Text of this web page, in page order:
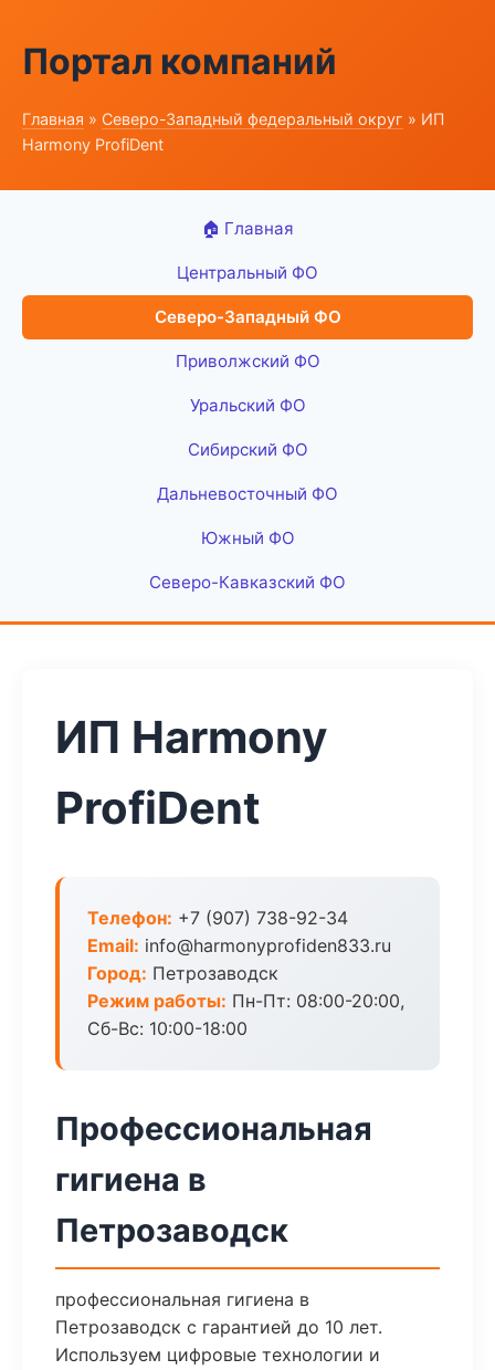
Портал компаний
Главная » Северо-Западный федеральный округ » ИП
Harmony ProfiDent
🏠 Главная
Центральный ФО
Северо-Западный ФО
Приволжский ФО
Уральский ФО
Сибирский ФО
Дальневосточный ФО
Южный ФО
Северо-Кавказский ФО
ИП Harmony
ProfiDent
Телефон: +7 (907) 738-92-34
Email: info@harmonyprofiden833.ru
Город: Петрозаводск
Режим работы: Пн-Пт: 08:00-20:00,
Сб-Вс: 10:00-18:00
Профессиональная
гигиена в
Петрозаводск
профессиональная гигиена в
Петрозаводск с гарантией до 10 лет.
Используем цифровые технологии и